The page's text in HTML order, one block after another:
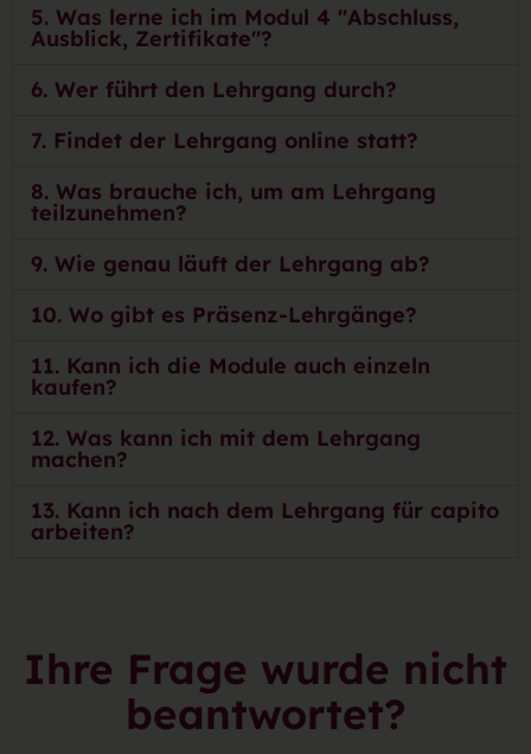
5. Was lerne ich im Modul 4 "Abschluss,
Ausblick, Zertifikate"?
6. Wer führt den Lehrgang durch?
7. Findet der Lehrgang online statt?
8. Was brauche ich, um am Lehrgang
teilzunehmen?
9. Wie genau läuft der Lehrgang ab?
10. Wo gibt es Präsenz-Lehrgänge?
11. Kann ich die Module auch einzeln
kaufen?
12. Was kann ich mit dem Lehrgang
machen?
13. Kann ich nach dem Lehrgang für capito
arbeiten?
Ihre Frage wurde nicht
beantwortet?